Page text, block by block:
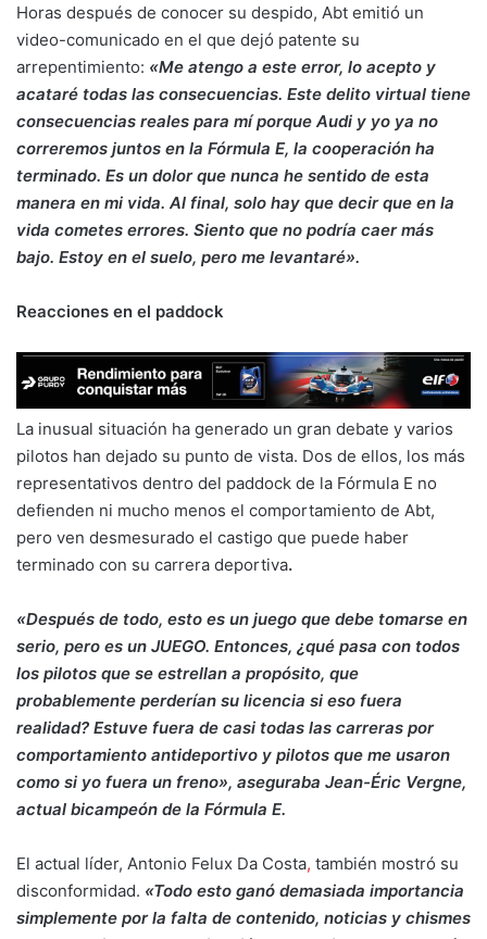
Horas después de conocer su despido, Abt emitió un
video-comunicado en el que dejó patente su
arrepentimiento: «Me atengo a este error, lo acepto y
acataré todas las consecuencias. Este delito virtual tiene
consecuencias reales para mí porque Audi y yo ya no
correremos juntos en la Fórmula E, la cooperación ha
terminado. Es un dolor que nunca he sentido de esta
manera en mi vida. Al final, solo hay que decir que en la
vida cometes errores. Siento que no podría caer más
bajo. Estoy en el suelo, pero me levantaré».
Reacciones en el paddock
La inusual situación ha generado un gran debate y varios
pilotos han dejado su punto de vista. Dos de ellos, los más
representativos dentro del paddock de la Fórmula E no
defienden ni mucho menos el comportamiento de Abt,
pero ven desmesurado el castigo que puede haber
terminado con su carrera deportiva.
«Después de todo, esto es un juego que debe tomarse en
serio, pero es un JUEGO. Entonces, ¿qué pasa con todos
los pilotos que se estrellan a propósito, que
probablemente perderían su licencia si eso fuera
realidad? Estuve fuera de casi todas las carreras por
comportamiento antideportivo y pilotos que me usaron
como si yo fuera un freno», aseguraba Jean-Éric Vergne,
actual bicampeón de la Fórmula E.
El actual líder, Antonio Felux Da Costa, también mostró su
disconformidad. «Todo esto ganó demasiada importancia
simplemente por la falta de contenido, noticias y chismes